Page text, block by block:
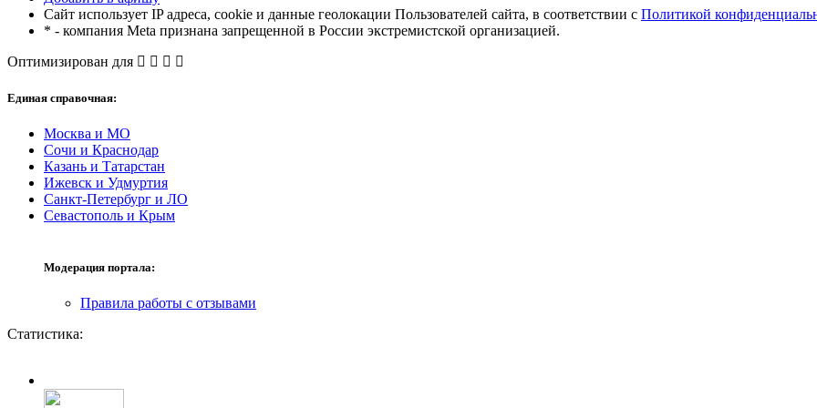
Сайт использует IP адреса, cookie и данные геолокации Пользователей сайта, в соответствии с Политикой
* - компания Meta признана запрещенной в России экстремистской организацией.
Оптимизирован для
Единая справочная:
Москва и МО
Сочи и Краснодар
Казань и Татарстан
Ижевск и Удмуртия
Санкт-Петербург и ЛО
Севастополь и Крым
Модерация портала:
Правила работы с отзывами
Статистика: